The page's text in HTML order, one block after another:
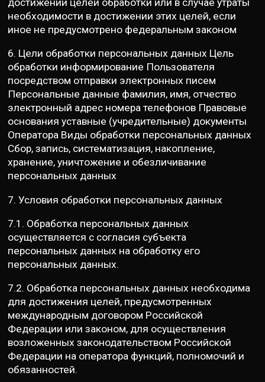
необходимости в достижении этих целей, если
иное не предусмотрено федеральным законом
6. Цели обработки персональных данных Цель
обработки информирование Пользователя
посредством отправки электронных писем
Персональные данные фамилия, имя, отчество
электронный адрес номера телефонов Правовые
основания уставные (учредительные) документы
Оператора Виды обработки персональных данных
Сбор, запись, систематизация, накопление,
хранение, уничтожение и обезличивание
персональных данных
7. Условия обработки персональных данных
7.1. Обработка персональных данных
осуществляется с согласия субъекта
персональных данных на обработку его
персональных данных.
7.2. Обработка персональных данных необходима
для достижения целей, предусмотренных
международным договором Российской
Федерации или законом, для осуществления
возложенных законодательством Российской
Федерации на оператора функций, полномочий и
обязанностей.